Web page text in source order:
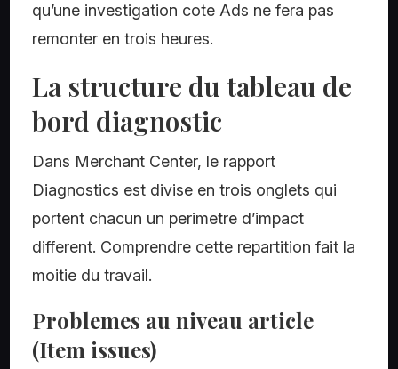
qu’une investigation cote Ads ne fera pas
remonter en trois heures.
La structure du tableau de
bord diagnostic
Dans Merchant Center, le rapport
Diagnostics est divise en trois onglets qui
portent chacun un perimetre d’impact
different. Comprendre cette repartition fait la
moitie du travail.
Problemes au niveau article
(Item issues)